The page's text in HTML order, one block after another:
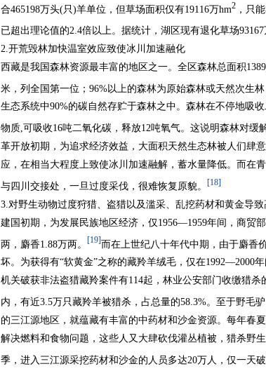
合465198万头(只)羊单位，但草场面积仅有19116万hm2，只
已超出理论值的2.4倍以上。据统计，湖区现有退化草场93167
2.开荒毁林加快温室效应致使冰川加速融化
西藏是我国森林资源最丰富的地区之一。全区森林总面积
米，列全国第一位；96%以上的森林为原始森林或天然次生
生态系统中90%的碳自然存贮于森林之中。森林在不停地吸
物质,可吸收16吨二氧化碳，释放12吨氧气。这说明森林对缓
革开放初期，为追求经济效益，大面积天然生态林被人们肆
应，在相当大程度上致使冰川加速融解，蓄水量降低。而在
与四川交接处，一旦过度采伐，很难恢复原貌。 [18]
3.对野生动物过度狩猎、盗猎以及滥采、乱挖药材和黄金导
建国初期，为发展民族地区经济，仅1956—1959年间，商贸
两，麝香1.88万两。 [19] 而在上世纪八十年代中期，由于麝香
坏。为获得有“软黄金”之称的藏羚羊绒毛，仅在1992—2000
机关破获非法盗猎藏羚案件有114起，林业公安部门收缴猎
内，有近3.5万只藏羚羊被猎杀，占总量的58.3%。至于野毛
的三江源地区，就蕴藏有丰富的中药材和沙金资源。每年春
解决燃料和食物问题，这些人又大肆砍伐灌丛植被，猎杀野
季，进入三江源采挖药材和沙金的人员多达20万人，仅一天